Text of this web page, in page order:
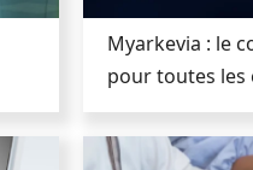
Myarkevia : le
pour toutes les